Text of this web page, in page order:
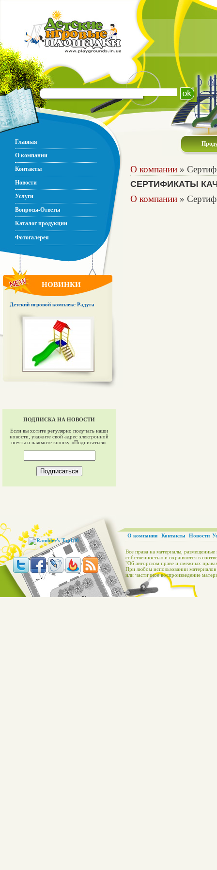
Главная
О компании
Контакты
Новости
Услуги
Вопросы-Ответы
Каталог продукции
Фотогалерея
НОВИНКИ
Детский игровой комплекс Радуга
ПОДПИСКА НА НОВОСТИ
Если вы хотите регулярно получать наши
новости, укажите свой адрес электронной
почты и нажмите кнопку «Подписаться»
О компании »
СЕРТИФИКАТЫ
О компании »
О компании Контакты Новости
Все права на материалы, размещенные
собственностью и охраняются в
"Об авторском праве и смежных
При любом использовании
или частичное воспроизведение